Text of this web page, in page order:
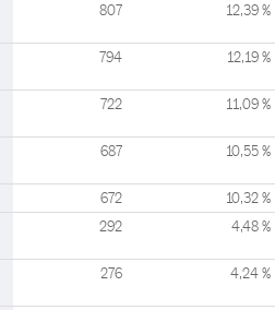
807 12,39 %
794 12,19 %
722 11,09 %
687 10,55 %
672 10,32 %
292 4,48 %
276 4,24 %